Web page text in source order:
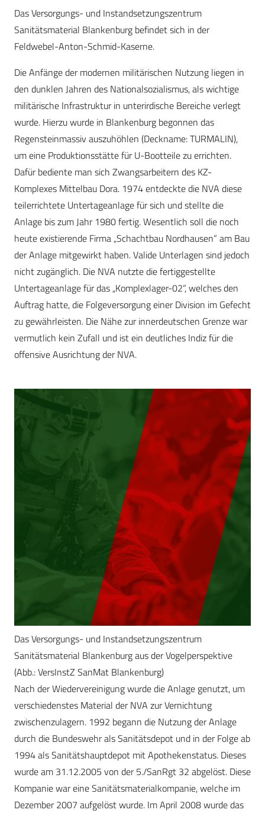
Das Versorgungs- und Instandsetzungszentrum
Sanitätsmaterial Blankenburg befindet sich in der
Feldwebel-Anton-Schmid-Kaserne.
Die Anfänge der modernen militärischen Nutzung liegen in
den dunklen Jahren des Nationalsozialismus, als wichtige
militärische Infrastruktur in unterirdische Bereiche verlegt
wurde. Hierzu wurde in Blankenburg begonnen das
Regensteinmassiv auszuhöhlen (Deckname: TURMALIN),
um eine Produktionsstätte für U-Bootteile zu errichten.
Dafür bediente man sich Zwangsarbeitern des KZ-
Komplexes Mittelbau Dora. 1974 entdeckte die NVA diese
teilerrichtete Untertageanlage für sich und stellte die
Anlage bis zum Jahr 1980 fertig. Wesentlich soll die noch
heute existierende Firma „Schachtbau Nordhausen“ am Bau
der Anlage mitgewirkt ­haben. Valide Unterlagen sind jedoch
nicht zugänglich. Die NVA nutzte die fertiggestellte
Untertageanlage für das „Komplexlager-02“, welches den
Auftrag hatte, die Folgeversorgung einer Division im Gefecht
zu gewährleisten. Die Nähe zur innerdeutschen Grenze war
vermutlich kein Zufall und ist ein deutliches Indiz für die
offensive Ausrichtung der NVA.
Das Versorgungs- und Instandsetzungszentrum
Sanitätsmaterial Blankenburg aus der Vogelperspektive
(Abb.: VersInstZ SanMat Blankenburg)
Nach der Wiedervereinigung wurde die Anlage genutzt, um
verschiedenstes Material der NVA zur Vernichtung
zwischenzulagern. 1992 begann die Nutzung der Anlage
durch die Bundeswehr als Sanitätsdepot und in der Folge ab
1994 als Sanitätshauptdepot mit Apothekenstatus. Dieses
wurde am 31.12.2005 von der 5./SanRgt 32 abgelöst. Diese
Kompanie war eine Sanitätsmaterialkompanie, welche im
Dezember 2007 aufgelöst wurde. Im April 2008 wurde das